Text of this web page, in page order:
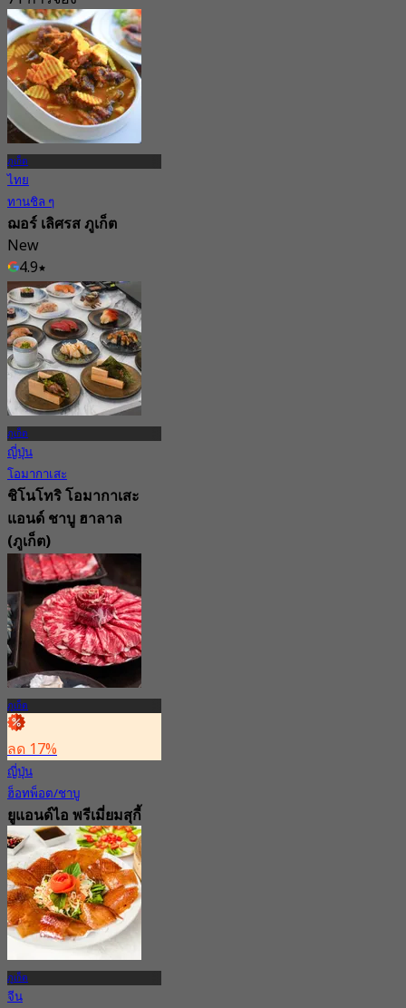
จาก฿ 497.5
ภูเก็ต
ไทย
ทานชิล ๆ
ฌอร์ เลิศรส ภูเก็ต
New
4.9
จาก฿ 287.5
ภูเก็ต
ญี่ปุ่น
โอมากาเสะ
ชิโนโทริ โอมากาเสะ
แอนด์ ชาบู ฮาลาล
(ภูเก็ต)
New
4.2
จาก฿ 990
ภูเก็ต
ลด 17%
ญี่ปุ่น
ฮ็อทพ็อต/ชาบู
ยูแอนด์ไอ พรีเมี่ยมสุกี้
บุฟเฟ่ต์ เซ็นทรัลภูเก็ต
4.7
658 การจอง
จาก฿ 698
ภูเก็ต
จีน